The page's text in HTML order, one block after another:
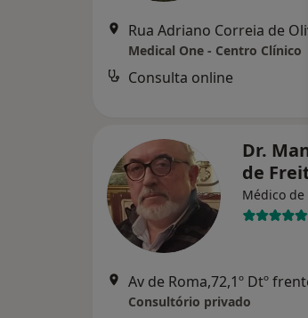
Rua Adriano Correia de
Medical One - Centro Clínico
Consulta online
Dr.
de
Médico
Av de Roma,72,1º Dtº
Consultório privado